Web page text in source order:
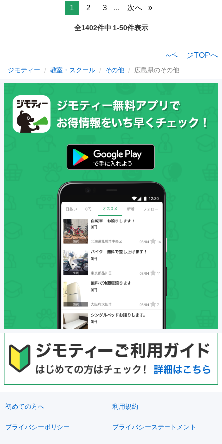
1 2 3 ... 次へ
全1402件中 1-50件表示
ページTOPへ
ジモティー 教室・スクール その他 広島県のその他
初めての方へ 利用規約
プライバシーポリシー プライバシーステートメント